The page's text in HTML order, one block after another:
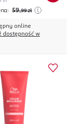
59,99 zł
online
dostępność w